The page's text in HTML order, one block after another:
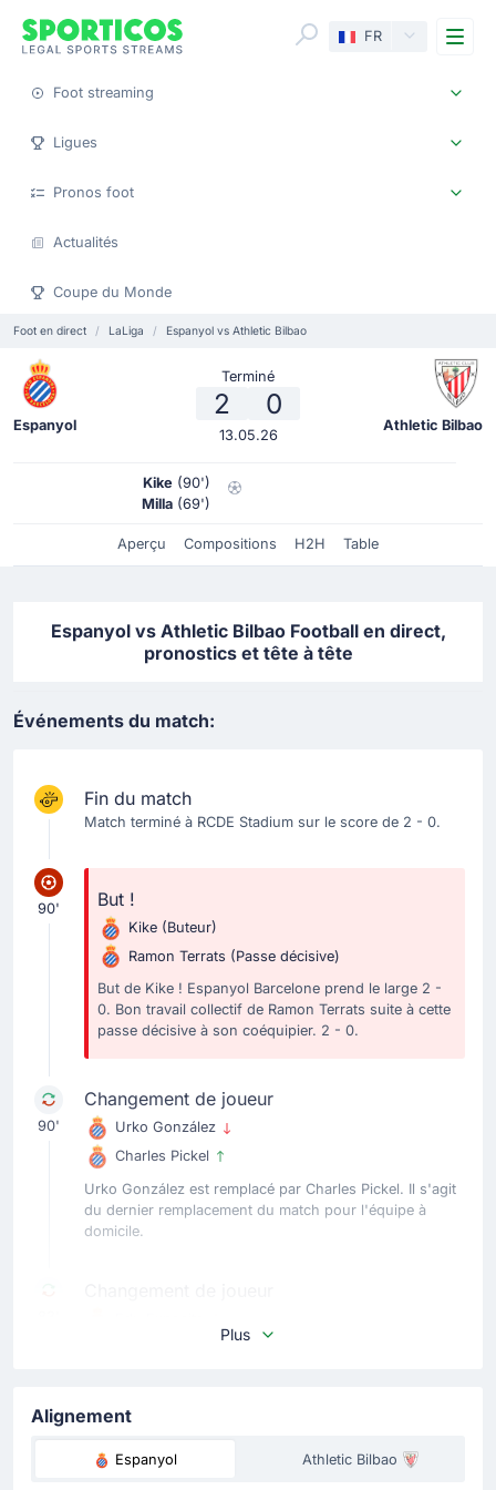
FR
Foot streaming
Ligues
Pronos foot
Actualités
Coupe du Monde
Foot en direct LaLiga Espanyol vs Athletic Bilbao
Espanyol
Terminé
2 0
13.05.26
Athletic Bilbao
Kike (90')
Milla (69')
Aperçu Compositions H2H Table
Espanyol vs Athletic Bilbao Football en direct,
pronostics et tête à tête
Événements du match:
Fin du match
Match terminé à RCDE Stadium sur le score de 2 - 0.
90' But !
Kike (Buteur)
Ramon Terrats (Passe décisive)
But de Kike ! Espanyol Barcelone prend le large 2 -
0. Bon travail collectif de Ramon Terrats suite à cette
passe décisive à son coéquipier. 2 - 0.
90'
Changement de joueur
Urko González
Charles Pickel
Urko González est remplacé par Charles Pickel. Il s'agit
du dernier remplacement du match pour l'équipe à
domicile.
l'entraineur de Espanyol Barcelone.
Plus
Alignement
Espanyol Athletic Bilbao